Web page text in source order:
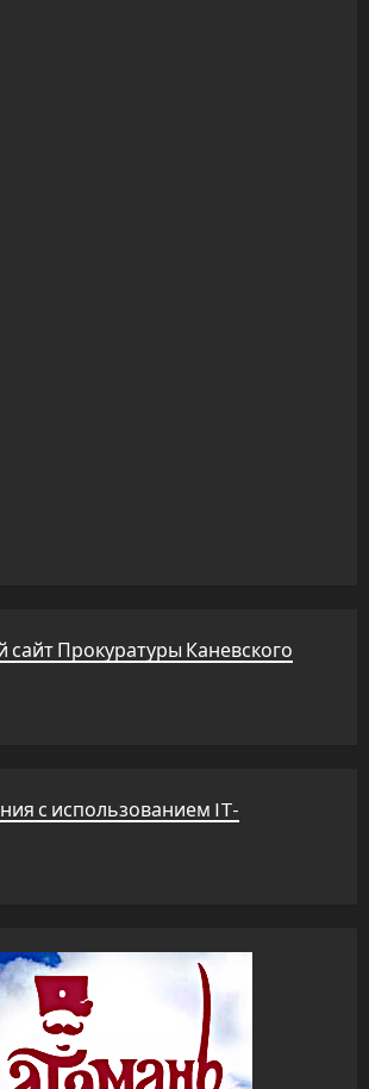
Прокуратуры Каневского
с использованием IT-